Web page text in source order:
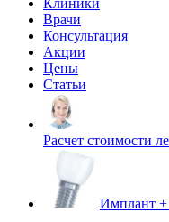
Клиники
Врачи
Консультация
Акции
Цены
Статьи
Расчет стоимости
Имплант +